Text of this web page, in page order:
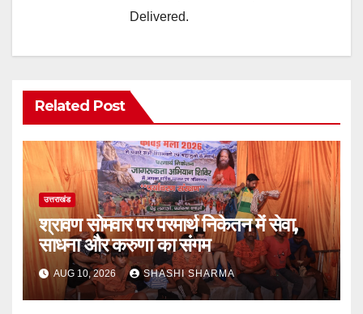
Delivered.
Related Post
उत्तराखंड
श्रावण सोमवार पर परमार्थ निकेतन में सेवा,
साधना और करुणा का संगम
AUG 10, 2026 SHASHI SHARMA